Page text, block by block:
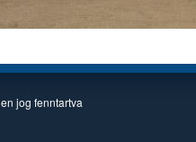
jog fenntartva